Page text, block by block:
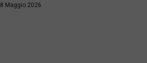
8 Maggio 2026